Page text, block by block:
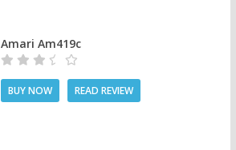
Amari Am419c
BUY NOW READ REVIEW